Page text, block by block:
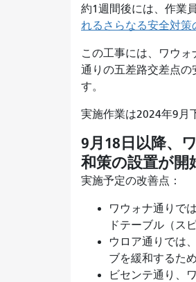
約1週間後には、作業
れるさらなる安全対策
この工事には、ワウ
通りの五差路交差点の
す。
実施作業は2024年9月
9月18日以降、
和策の設置が開
実施予定の改善点：
ワウォナ通りで
ドテーブル（ス
ウロア通りでは
ブを緩和するた
ビセンテ通り、